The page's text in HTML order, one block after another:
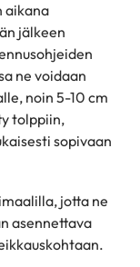
aikana
jälkeen
ne voidaan
noin 5-10 cm
tolppiin,
sopivaan
jotta ne
asennettava